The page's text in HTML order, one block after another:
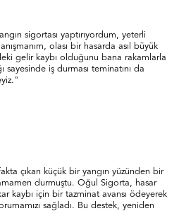
sigortası yaptırıyordum, yeterli
olası bir hasarda asıl büyük
gelir kaybı olduğunu bana rakamlarla
sayesinde iş durması teminatını da
çıkan küçük bir yangın yüzünden bir
durmuştu. Oğul Sigorta, hasar
kaybı için bir tazminat avansı ödeyerek
sağladı. Bu destek, yeniden